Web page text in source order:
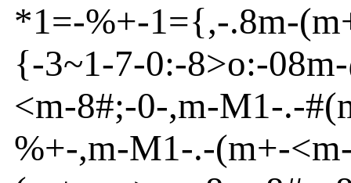
*1=-%+-1={,-.8m-(m
{-3~1-7-0:-8>o:-08m-
<m-8#;-0-,m-M1-.-
%+-,m-M1-.-(m+-<m